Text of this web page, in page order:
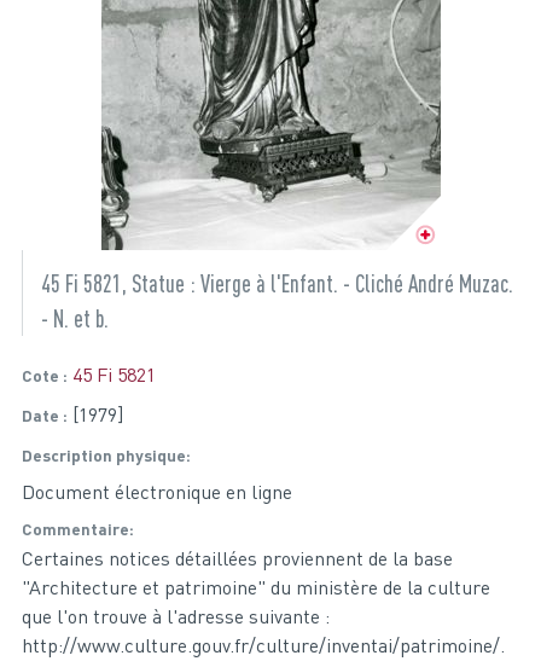
45 Fi 5821, Statue : Vierge à l'Enfant. - Cliché André Muzac.
- N. et b.
Cote 45 Fi 5821
Date [1979]
Description physique
Document électronique en ligne
Commentaire
Certaines notices détaillées proviennent de la base
"Architecture et patrimoine" du ministère de la culture
que l'on trouve à l'adresse suivante :
http://www.culture.gouv.fr/culture/inventai/patrimoine/.